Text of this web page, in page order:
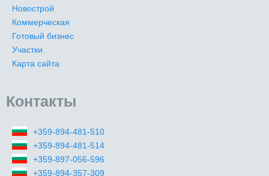
Новострой
Коммерческая
Готовый бизнес
Участки
Карта сайта
Контакты
+359-894-481-510
+359-894-481-514
+359-897-056-596
+359-894-357-309